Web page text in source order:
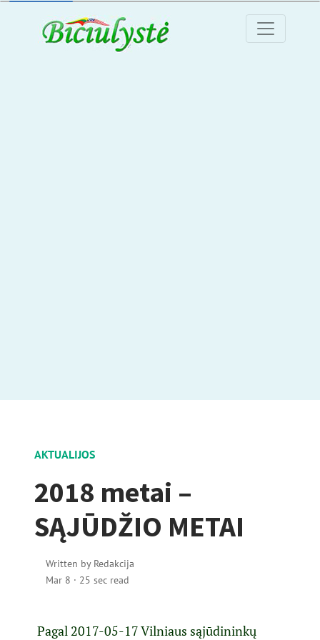
AKTUALIJOS
2018 metai –
SĄJŪDŽIO METAI
Written by Redakcija
Mar 8 · 25 sec read
Pagal 2017-05-17 Vilniaus sąjūdininkų